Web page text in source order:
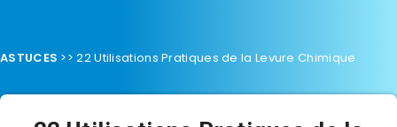
ASTUCES >>22 Utilisations Pratiques de la Levure Chimique